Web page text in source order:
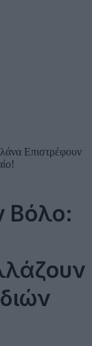
Επιστρέφουν
Βόλο: